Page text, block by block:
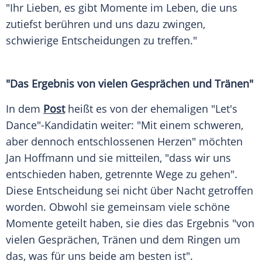
"Ihr Lieben, es gibt Momente im Leben, die uns
zutiefst berühren und uns dazu zwingen,
schwierige Entscheidungen zu treffen."
"Das Ergebnis von vielen Gesprächen und Tränen"
In dem Postheißt es von der ehemaligen "Let's
Dance"-Kandidatin weiter: "Mit einem schweren,
aber dennoch entschlossenen Herzen" möchten
Jan Hoffmann und sie mitteilen, "dass wir uns
entschieden haben, getrennte Wege zu gehen".
Diese Entscheidung sei nicht über Nacht getroffen
worden. Obwohl sie gemeinsam viele schöne
Momente geteilt haben, sie dies das Ergebnis "von
vielen Gesprächen, Tränen und dem Ringen um
das, was für uns beide am besten ist".